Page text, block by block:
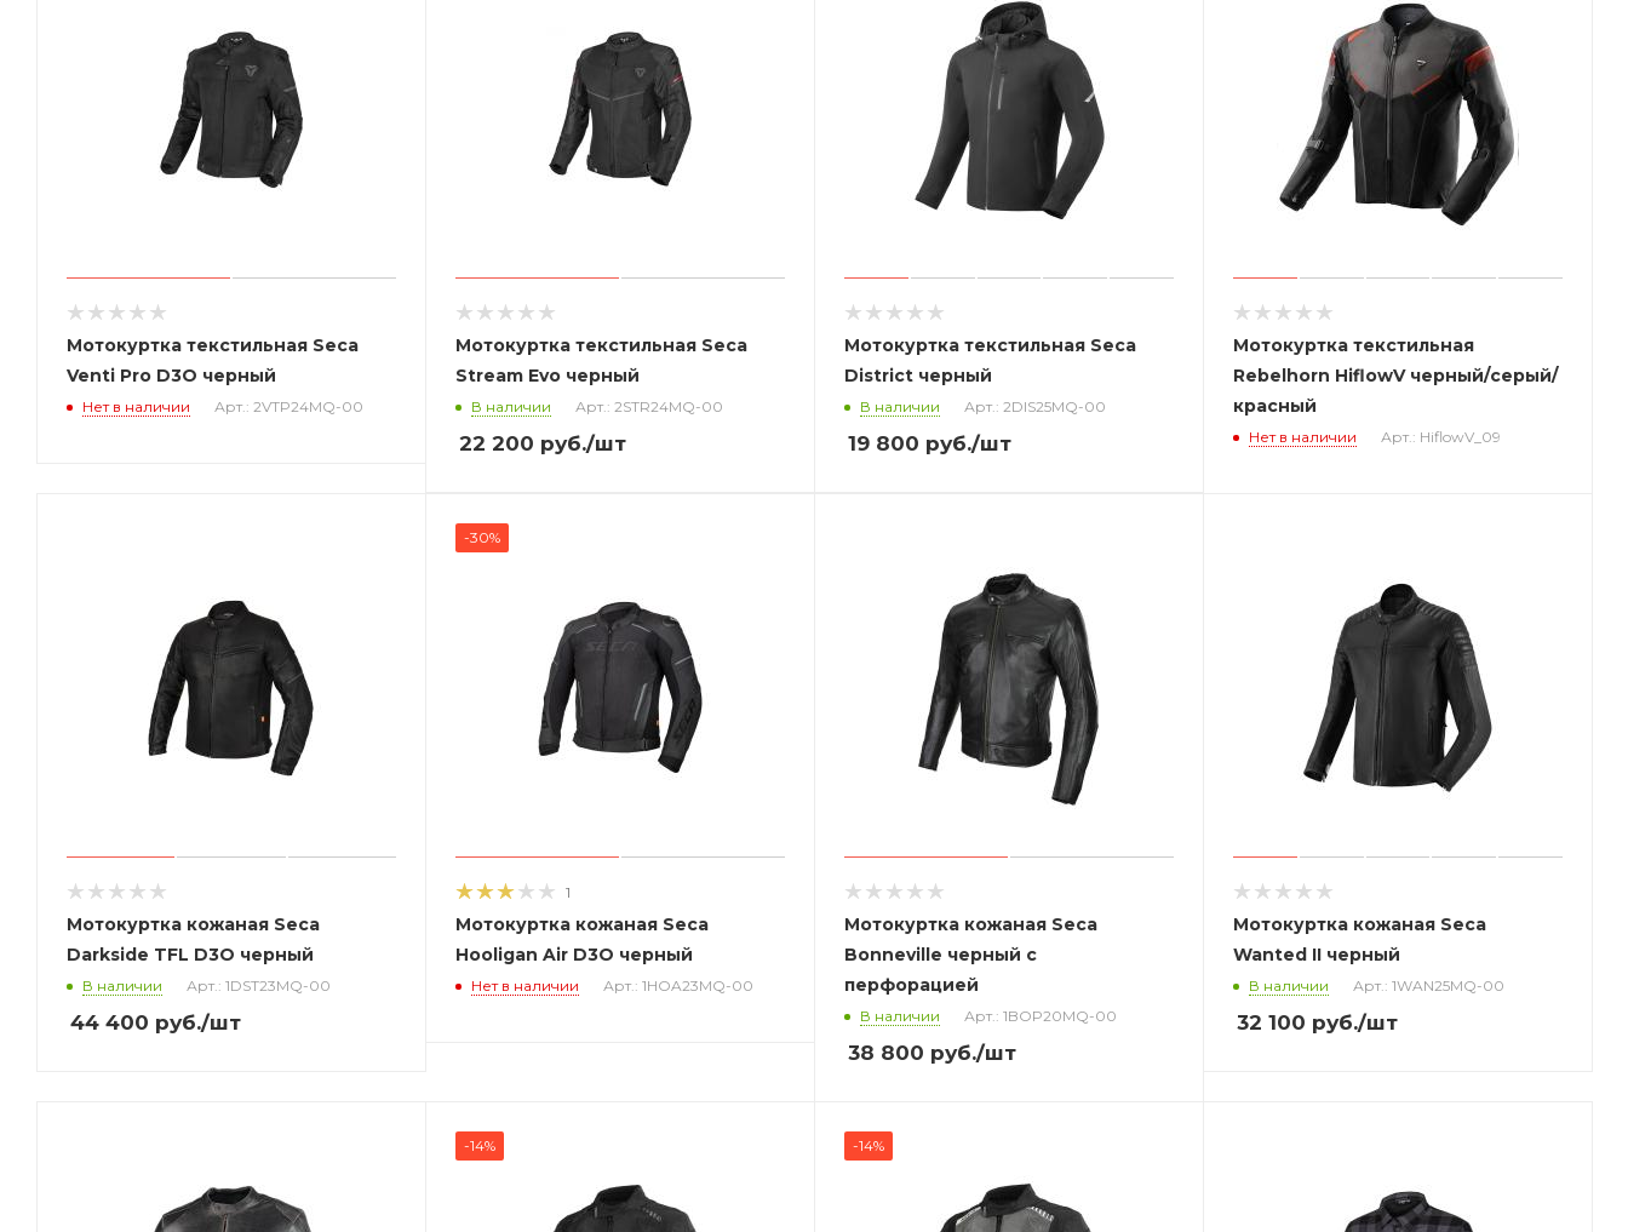
Мотокуртка текстильная Seca
Venti Pro D3O черный
Нет в наличии Арт.: 2VTP24MQ-00
Мотокуртка текстильная Seca
Stream Evo черный
В наличии Арт.: 2STR24MQ-00
22 200 руб./шт
Мотокуртка текстильная Seca
District черный
В наличии Арт.: 2DIS25MQ-00
19 800 руб./шт
Мотокуртка текстильная
Rebelhorn HiflowV черный/серый/
красный
Нет в наличии Арт.: HiflowV_09
Мотокуртка кожаная Seca
Darkside TFL D3O черный
В наличии Арт.: 1DST23MQ-00
44 400 руб./шт
-30%
1
Мотокуртка кожаная Seca
Hooligan Air D3O черный
Нет в наличии Арт.: 1HOA23MQ-00
Мотокуртка кожаная Seca
Bonneville черный с
перфорацией
В наличии Арт.: 1BOP20MQ-00
38 800 руб./шт
Мотокуртка кожаная Seca
Wanted II черный
В наличии Арт.: 1WAN25MQ-00
32 100 руб./шт
-14% -14%